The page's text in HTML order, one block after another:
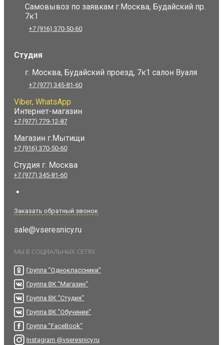
Самовывоз по заявкам г.Москва, Будайский пр.
7к1
+7 (916) 370-50-60
Студия
г. Москва, Будайский проезд, 7к1 салон Вуаля
+7 (977) 345-81-60
Viber, WhatsApp
Интернет-магазин
+7 (977) 779-12-87
Магазин г.Мытищи
+7 (916) 370-50-60
Студия г. Москва
+7 (977) 345-81-60
Заказать обратный звонок
sale@vseresnicy.ru
МЫ В СОЦИАЛЬНЫХ СЕТЯХ
Группа "Одноклассники"
Группа ВК "Магазин"
Группа ВК "Студия"
Группа ВК "Обучение"
Группа "FaceBook"
Instagram @vseresnicy.ru